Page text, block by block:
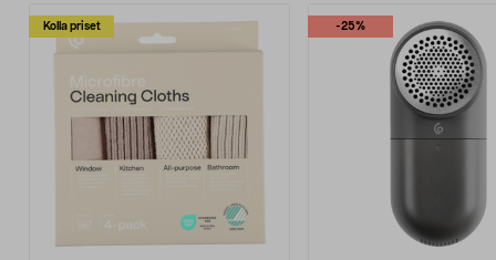
Kolla priset -25%